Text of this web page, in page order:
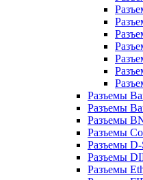
Разъемы
Разъемы
Разъемы
Разъемы
Разъемы
Разъемы
Разъемы